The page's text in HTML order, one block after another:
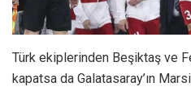
Türk ekiplerinden Beşiktaş ve
kapatsa da Galatasaray’ın